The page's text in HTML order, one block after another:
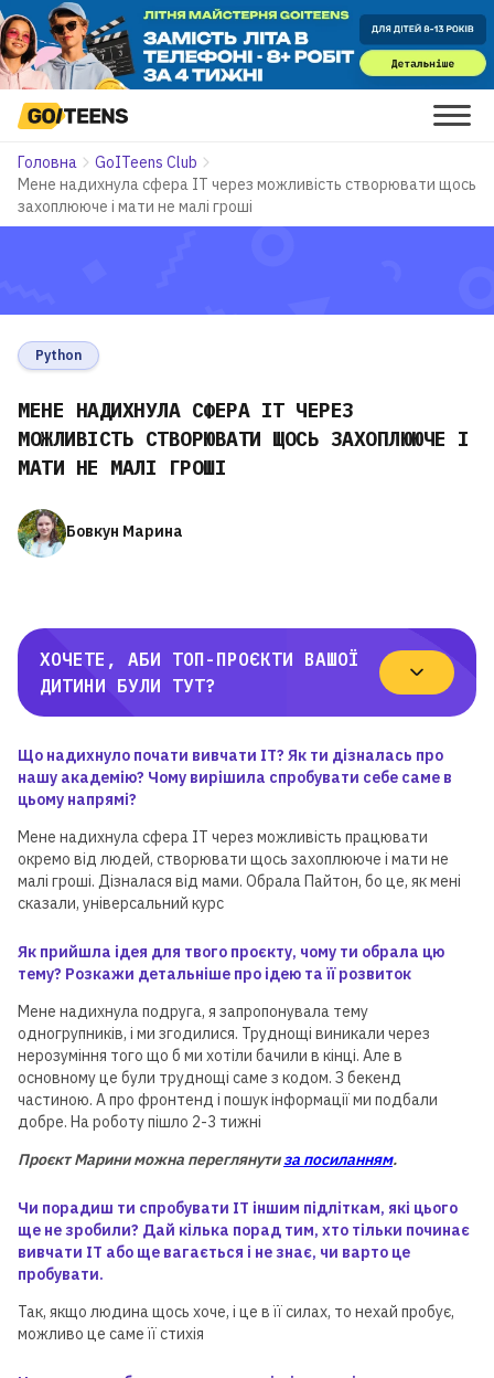
Головна
GoITeens Club
Мене надихнула сфера ІТ через можливість створювати щось
захоплююче і мати не малі гроші
Python
МЕНЕ НАДИХНУЛА СФЕРА ІТ ЧЕРЕЗ
МОЖЛИВІСТЬ СТВОРЮВАТИ ЩОСЬ ЗАХОПЛЮЮЧЕ І
МАТИ НЕ МАЛІ ГРОШІ
Бовкун Марина
ХОЧЕТЕ, АБИ ТОП-ПРОЄКТИ ВАШОЇ
ДИТИНИ БУЛИ ТУТ?
Що надихнуло почати вивчати ІТ? Як ти дізналась про
нашу академію? Чому вирішила спробувати себе саме в
цьому напрямі?
Мене надихнула сфера ІТ через можливість працювати
окремо від людей, створювати щось захоплююче і мати не
малі гроші. Дізналася від мами. Обрала Пайтон, бо це, як мені
сказали, універсальний курс
Як прийшла ідея для твого проєкту, чому ти обрала цю
тему? Розкажи детальніше про ідею та її розвиток
Мене надихнула подруга, я запропонувала тему
одногрупників, і ми згодилися. Труднощі виникали через
нерозуміння того що б ми хотіли бачили в кінці. Але в
основному це були труднощі саме з кодом. З бекенд
частиною. А про фронтенд і пошук інформації ми подбали
добре. На роботу пішло 2-3 тижні
Проєкт Мариниможна переглянутиза посиланням.
Чи порадиш ти спробувати ІТ іншим підліткам, які цього
ще не зробили? Дай кілька порад тим, хто тільки починає
вивчати ІТ або ще вагається і не знає, чи варто це
пробувати.
Так, якщо людина щось хоче, і це в її силах, то нехай пробує,
можливо це саме її стихія